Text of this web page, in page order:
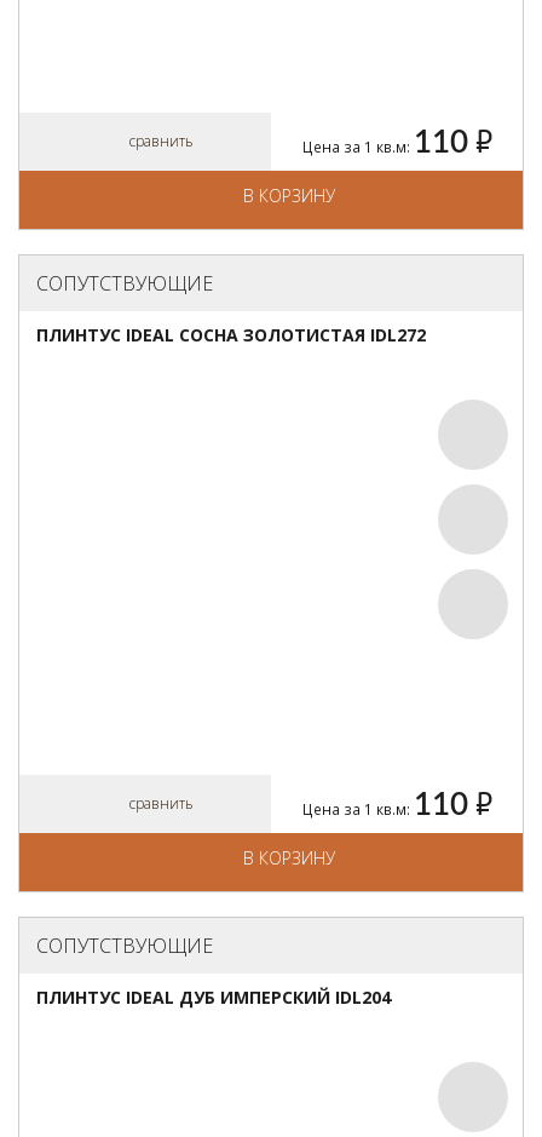
сравнить Цена за 1 кв.м: 110 руб.
В КОРЗИНУ
СОПУТСТВУЮЩИЕ
ПЛИНТУС IDEAL СОСНА ЗОЛОТИСТАЯ IDL272
сравнить Цена за 1 кв.м: 110 руб.
В КОРЗИНУ
СОПУТСТВУЮЩИЕ
ПЛИНТУС IDEAL ДУБ ИМПЕРСКИЙ IDL204